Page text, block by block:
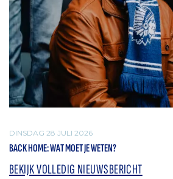
DINSDAG 28 JULI 2026
BACK HOME: WAT MOET JE WETEN?
BEKIJK VOLLEDIG NIEUWSBERICHT